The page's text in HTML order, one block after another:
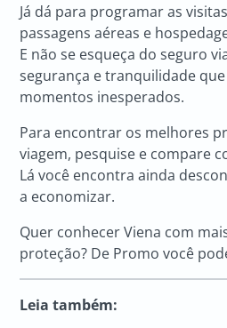
Já dá para programar as
passagens aéreas e
E não se esqueça do seguro
segurança e tranquilidade
momentos inesperados.
Para encontrar os melhores
viagem, pesquise e compare
Lá você encontra ainda
a economizar.
Quer conhecer Viena com
proteção? De Promo você
Leia também: